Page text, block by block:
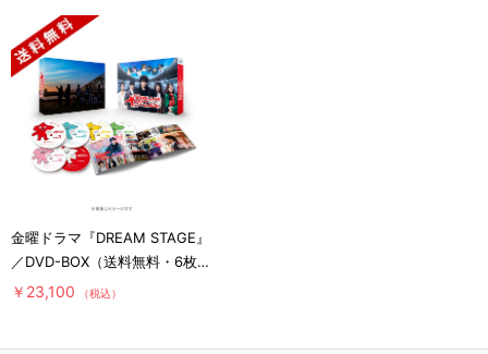
金曜ドラマ『DREAM STAGE』
／DVD-BOX（送料無料・6枚
組）
￥23,100 （税込）